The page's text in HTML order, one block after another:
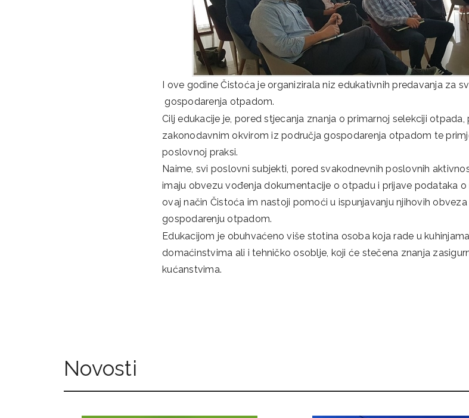
I ove godine Čistoća je organizirala niz edukativnih predavanja za
gospodarenja otpadom.
Cilj edukacije je, pored stjecanja znanja o primarnoj selekciji
zakonodavnim okvirom iz područja gospodarenja otpadom te
poslovnoj praksi.
Naime, svi poslovni subjekti, pored svakodnevnih poslovnih
imaju obvezu vođenja dokumentacije o otpadu i prijave podataka
ovaj način Čistoća im nastoji pomoći u ispunjavanju njihovih
gospodarenju otpadom.
Edukacijom je obuhvaćeno više stotina osoba koja rade u
domaćinstvima ali i tehničko osoblje, koji će stečena znanja
kućanstvima.
Novosti